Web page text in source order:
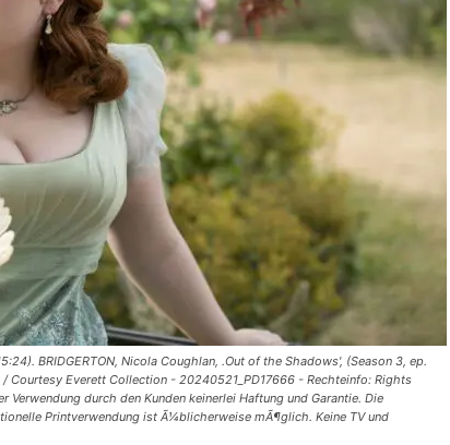
BRIDGERTON, Nicola Coughlan, .Out of the Shadows', (Season 3, ep.
Everett Collection - 20240521_PD17666 - Rechteinfo: Rights
durch den Kunden keinerlei Haftung und Garantie. Die
Printverwendung ist Ã¼blicherweise mÃ¶glich. Keine TV und